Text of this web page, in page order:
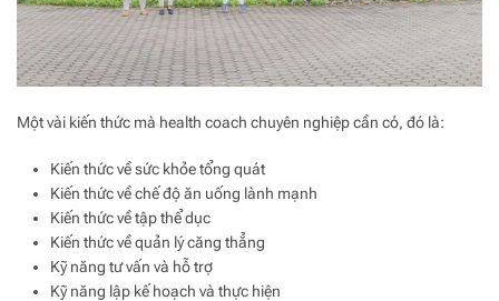
Một vài kiến thức mà health coach chuyên nghiệp cần có, đó là:
Kiến thức về sức khỏe tổng quát
Kiến thức về chế độ ăn uống lành mạnh
Kiến thức về tập thể dục
Kiến thức về quản lý căng thẳng
Kỹ năng tư vấn và hỗ trợ
Kỹ năng lập kế hoạch và thực hiện